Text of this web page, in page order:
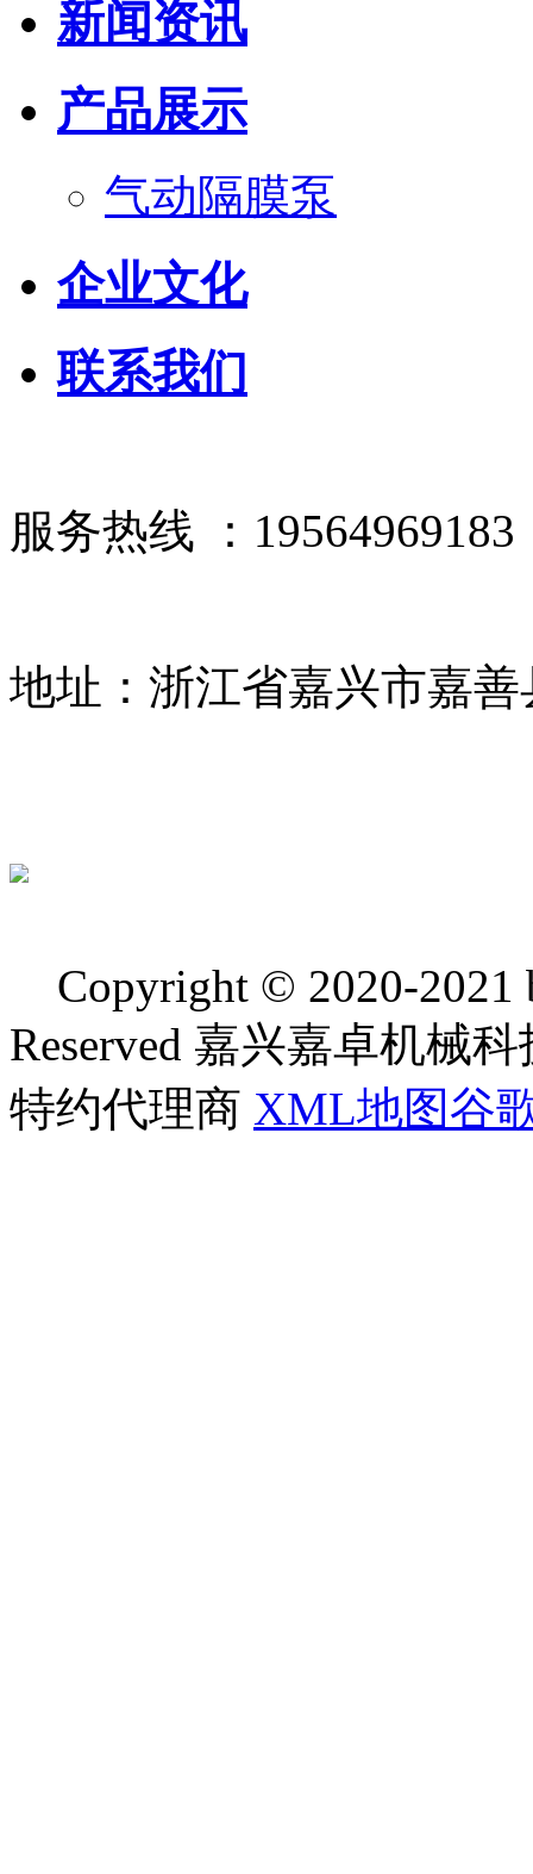
新闻资讯
产品展示
气动隔膜泵
企业文化
联系我们
服务热线 ：19564969183
地址：浙江省嘉兴市嘉
Copyright © 2020-2021
Reserved 嘉兴嘉卓机械
特约代理商 XML地图谷